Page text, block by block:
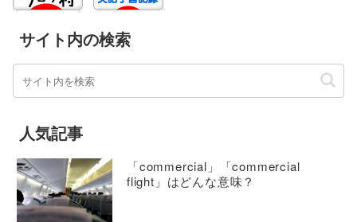
サイト内の検索
人気記事
「commercial」「commercial
flight」はどんな意味？